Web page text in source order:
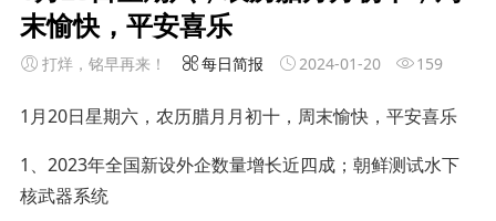
末愉快，平安喜乐
打烊，铭早再来！ 每日简报 2024-01-20 159
1月20日星期六，农历腊月月初十，周末愉快，平安喜乐
1、2023年全国新设外企数量增长近四成；朝鲜测试水下
核武器系统